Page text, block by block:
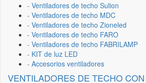
- Ventiladores de techo Sulion
- Ventiladores de techo MDC
- Ventiladores de techo Zioneled
- Ventiladores de techo FARO
- Ventiladores de techo FABRILAMP
- KIT de luz LED
- Accesorios ventiladores
VENTILADORES DE TECHO